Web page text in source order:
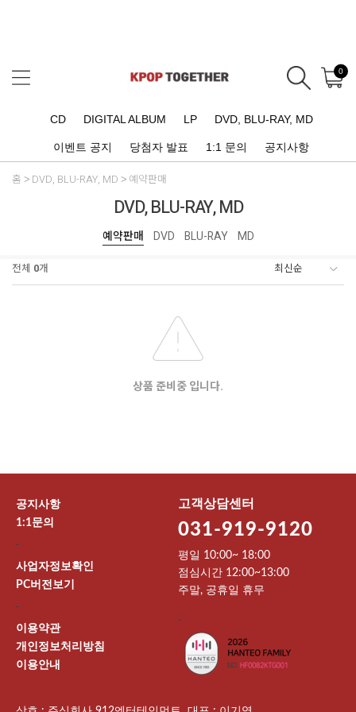
0
CD DIGITAL ALBUM LP DVD, BLU-RAY, MD
이벤트 공지 당첨자 발표 1:1 문의 공지사항
홈 DVD, BLU-RAY, MD 예약판매
DVD, BLU-RAY, MD
예약판매 DVD BLU-RAY MD
전체 0개
상품 준비중 입니다.
공지사항
1:1문의
-
사업자정보확인
PC버전보기
-
이용약관
개인정보처리방침
이용안내
고객상담센터
031-919-9120
평일 10:00~ 18:00
점심시간 12:00~13:00
주말, 공휴일 휴무
-